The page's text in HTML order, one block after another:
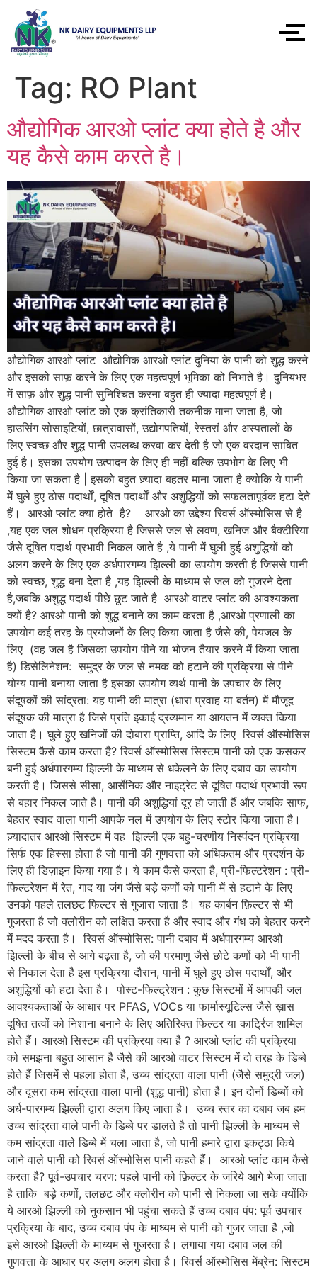
Tag: RO Plant
औद्योगिक आरओ प्लांट क्या होते है और
यह कैसे काम करते है।
औद्योगिक आरओ प्लांट औद्योगिक आरओ प्लांट दुनिया के पानी को शुद्ध करने
और इसको साफ़ करने के लिए एक महत्वपूर्ण भूमिका को निभाते है। दुनियभर
में साफ़ और शुद्ध पानी सुनिश्चित करना बहुत ही ज्यादा महत्वपूर्ण है।
औद्योगिक आरओ प्लांट को एक क्रांतिकारी तकनीक माना जाता है, जो
हाउसिंग सोसाइटियों, छात्रावासों, उद्योगपतियों, रेस्तरां और अस्पतालों के
लिए स्वच्छ और शुद्ध पानी उपलब्ध करवा कर देती है जो एक वरदान साबित
हुई है। इसका उपयोग उत्पादन के लिए ही नहीं बल्कि उपभोग के लिए भी
किया जा सकता है | इसको बहुत ज़्यादा बहतर माना जाता है क्योकि ये पानी
में घुले हुए ठोस पदार्थों, दूषित पदार्थों और अशुद्धियों को सफलतापूर्वक हटा देते
हैं। आरओ प्लांट क्या होते है? आरओ का उद्देश्य रिवर्स ऑस्मोसिस से है
,यह एक जल शोधन प्रक्रिया है जिससे जल से लवण, खनिज और बैक्टीरिया
जैसे दूषित पदार्थ प्रभावी निकल जाते है ,ये पानी में घुली हुई अशुद्धियों को
अलग करने के लिए एक अर्धपारगम्य झिल्ली का उपयोग करती है जिससे पानी
को स्वच्छ, शुद्ध बना देता है ,यह झिल्ली के माध्यम से जल को गुजरने देता
है,जबकि अशुद्ध पदार्थ पीछे छूट जाते है आरओ वाटर प्लांट की आवश्यकता
क्यों है? आरओ पानी को शुद्ध बनाने का काम करता है ,आरओ प्रणाली का
उपयोग कई तरह के प्रयोजनों के लिए किया जाता है जैसे की, पेयजल के
लिए (वह जल है जिसका उपयोग पीने या भोजन तैयार करने में किया जाता
है) डिसेलिनेशन: समुद्र के जल से नमक को हटाने की प्रक्रिया से पीने
योग्य पानी बनाया जाता है इसका उपयोग व्यर्थ पानी के उपचार के लिए
संदूषकों की सांद्रता: यह पानी की मात्रा (धारा प्रवाह या बर्तन) में मौजूद
संदूषक की मात्रा है जिसे प्रति इकाई द्रव्यमान या आयतन में व्यक्त किया
जाता है। घुले हुए खनिजों की दोबारा प्राप्ति, आदि के लिए रिवर्स ऑस्मोसिस
सिस्टम कैसे काम करता है? रिवर्स ऑस्मोसिस सिस्टम पानी को एक कसकर
बनी हुई अर्धपारगम्य झिल्ली के माध्यम से धकेलने के लिए दबाव का उपयोग
करती है। जिससे सीसा, आर्सेनिक और नाइट्रेट से दूषित पदार्थ प्रभावी रूप
से बहार निकल जाते है। पानी की अशुद्धियां दूर हो जाती हैं और जबकि साफ,
बेहतर स्वाद वाला पानी आपके नल में उपयोग के लिए स्टोर किया जाता है।
ज़्यादातर आरओ सिस्टम में वह झिल्ली एक बहु-चरणीय निस्पंदन प्रक्रिया
सिर्फ एक हिस्सा होता है जो पानी की गुणवत्ता को अधिकतम और प्रदर्शन के
लिए ही डिज़ाइन किया गया है। ये काम कैसे करता है, प्री-फिल्टरेशन : प्री-
फिल्टरेशन में रेत, गाद या जंग जैसे बड़े कणों को पानी में से हटाने के लिए
उनको पहले तलछट फिल्टर से गुजारा जाता है। यह कार्बन फ़िल्टर से भी
गुजरता है जो क्लोरीन को लक्षित करता है और स्वाद और गंध को बेहतर करने
में मदद करता है। रिवर्स ऑस्मोसिस: पानी दबाव में अर्धपारगम्य आरओ
झिल्ली के बीच से आगे बढ़ता है, जो की परमाणु जैसे छोटे कणों को भी पानी
से निकाल देता है इस प्रक्रिया दौरान, पानी में घुले हुए ठोस पदार्थों, और
अशुद्धियों को हटा देता है। पोस्ट-फिल्ट्रेशन : कुछ सिस्टमों में आपकी जल
आवश्यकताओं के आधार पर PFAS, VOCs या फार्मास्यूटिल्स जैसे ख़ास
दूषित तत्वों को निशाना बनाने के लिए अतिरिक्त फिल्टर या कार्ट्रिज शामिल
होते हैं। आरओ सिस्टम की प्रक्रिया क्या है ? आरओ प्लांट की प्रक्रिया
को समझना बहुत आसान है जैसे की आरओ वाटर सिस्टम में दो तरह के डिब्बे
होते हैं जिसमें से पहला होता है, उच्च सांद्रता वाला पानी (जैसे समुद्री जल)
और दूसरा कम सांद्रता वाला पानी (शुद्ध पानी) होता है। इन दोनों डिब्बों को
अर्ध-पारगम्य झिल्ली द्वारा अलग किए जाता है। उच्च स्तर का दबाव जब हम
उच्च सांद्रता वाले पानी के डिब्बे पर डालते है तो पानी झिल्ली के माध्यम से
कम सांद्रता वाले डिब्बे में चला जाता है, जो पानी हमारे द्वारा इकट्ठा किये
जाने वाले पानी को रिवर्स ऑस्मोसिस पानी कहते हैं। आरओ प्लांट काम कैसे
करता है? पूर्व-उपचार चरण: पहले पानी को फ़िल्टर के जरिये आगे भेजा जाता
है ताकि बड़े कणों, तलछट और क्लोरीन को पानी से निकला जा सके क्योंकि
ये आरओ झिल्ली को नुकसान भी पहुंचा सकते हैं उच्च दबाव पंप: पूर्व उपचार
प्रक्रिया के बाद, उच्च दबाव पंप के माध्यम से पानी को गुजर जाता है ,जो
इसे आरओ झिल्ली के माध्यम से गुजरता है। लगाया गया दबाव जल की
गुणवत्ता के आधार पर अलग अलग होता है। रिवर्स ऑस्मोसिस मेंब्रेन: सिस्टम